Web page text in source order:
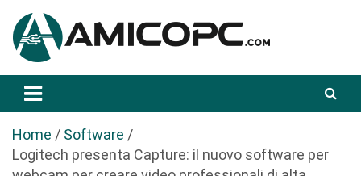
a
Amicopc.com
Home
Software
Logitech presenta Capture: il nuovo software per